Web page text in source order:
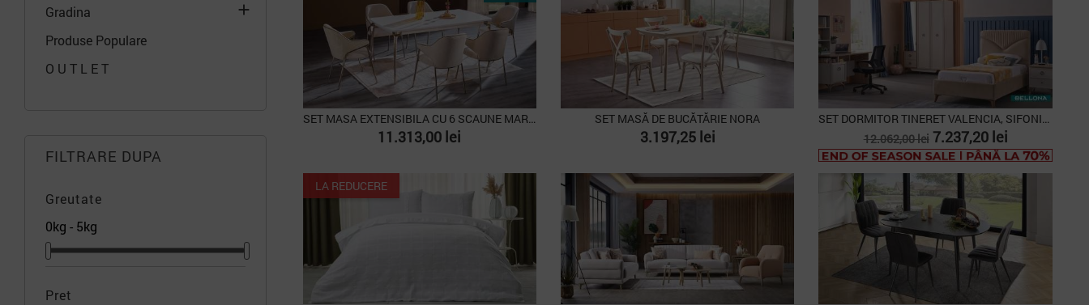
Gradina 
Produse Populare
O U T L E T
FILTRARE DUPA
Greutate
0kg - 5kg
Pret
SET MASA EXTENSIBILA CU 6 SCAUNE MARIETTA
Pret
11.313,00 lei
SET MASĂ DE BUCĂTĂRIE NORA
Pret
3.197,25 lei
SET DORMITOR TINERET VALENCIA, SIFONIER 3 USI,...
Pret
de
baza
12.062,00 lei Pret
7.237,20 lei
LA REDUCERE
PACHET